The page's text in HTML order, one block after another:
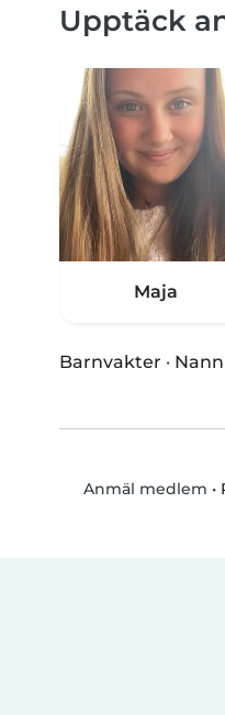
Upptäck
Maja
Barnvakter ·
Anmäl medlem •